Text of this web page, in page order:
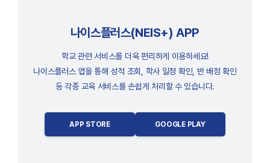
나이스플러스(NEIS+) APP
학교 관련 서비스를 더욱 편리하게 이용하세요!
나이스플러스 앱을 통해 성적 조회, 학사 일정 확인, 반 배정 확인
등 각종 교육 서비스를 손쉽게 처리할 수 있습니다.
APP STORE GOOGLE PLAY